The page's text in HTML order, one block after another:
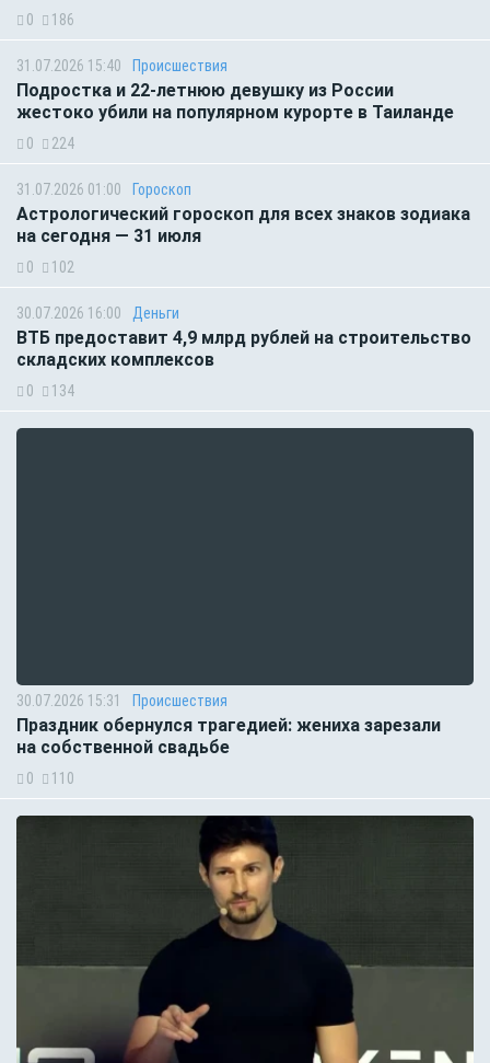
0 186
31.07.2026 15:40 Происшествия
Подростка и 22-летнюю девушку из России
жестоко убили на популярном курорте в Таиланде
0 224
31.07.2026 01:00 Гороскоп
Астрологический гороскоп для всех знаков зодиака
на сегодня — 31 июля
0 102
30.07.2026 16:00 Деньги
ВТБ предоставит 4,9 млрд рублей на строительство
складских комплексов
0 134
30.07.2026 15:31 Происшествия
Праздник обернулся трагедией: жениха зарезали
на собственной свадьбе
0 110